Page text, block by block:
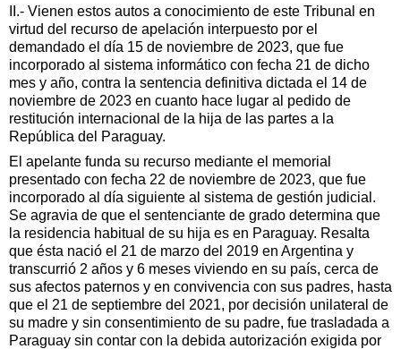
II.- Vienen estos autos a conocimiento de este Tribunal en
virtud del recurso de apelación interpuesto por el
demandado el día 15 de noviembre de 2023, que fue
incorporado al sistema informático con fecha 21 de dicho
mes y año, contra la sentencia definitiva dictada el 14 de
noviembre de 2023 en cuanto hace lugar al pedido de
restitución internacional de la hija de las partes a la
República del Paraguay.
El apelante funda su recurso mediante el memorial
presentado con fecha 22 de noviembre de 2023, que fue
incorporado al día siguiente al sistema de gestión judicial.
Se agravia de que el sentenciante de grado determina que
la residencia habitual de su hija es en Paraguay. Resalta
que ésta nació el 21 de marzo del 2019 en Argentina y
transcurrió 2 años y 6 meses viviendo en su país, cerca de
sus afectos paternos y en convivencia con sus padres, hasta
que el 21 de septiembre del 2021, por decisión unilateral de
su madre y sin consentimiento de su padre, fue trasladada a
Paraguay sin contar con la debida autorización exigida por